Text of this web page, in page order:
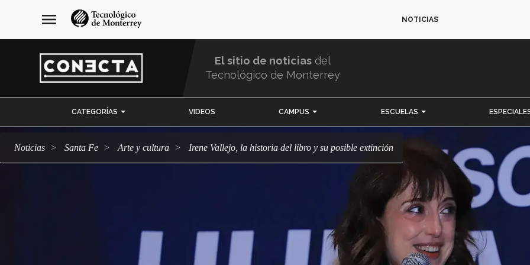
navegación
principal
menu NOTICIAS
El sitio de noticias del
Tecnológico de Monterrey
CATEGORÍAS VIDEOS CAMPUS ESCUELAS
Noticias Santa Fe arte y cultura Irene Vallejo, la historia del libro y su posible extinción